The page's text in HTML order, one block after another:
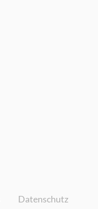
Datenschutz